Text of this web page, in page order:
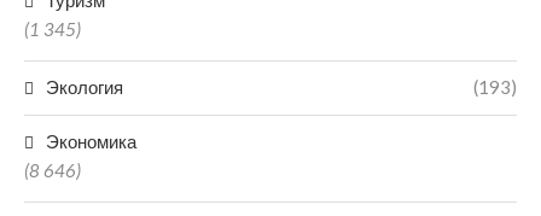
(1 345)
Экология (193)
Экономика
(8 646)